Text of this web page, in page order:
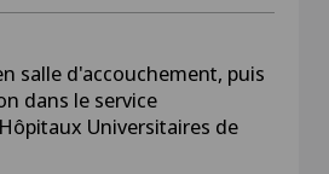
salle d'accouchement, puis
dans le service
Universitaires de